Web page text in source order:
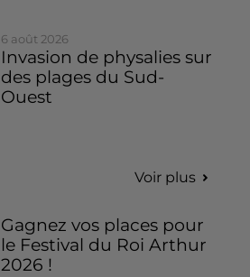
6 août 2026
Invasion de physalies sur
des plages du Sud-
Ouest
Voir plus
Gagnez vos places pour
le Festival du Roi Arthur
2026 !